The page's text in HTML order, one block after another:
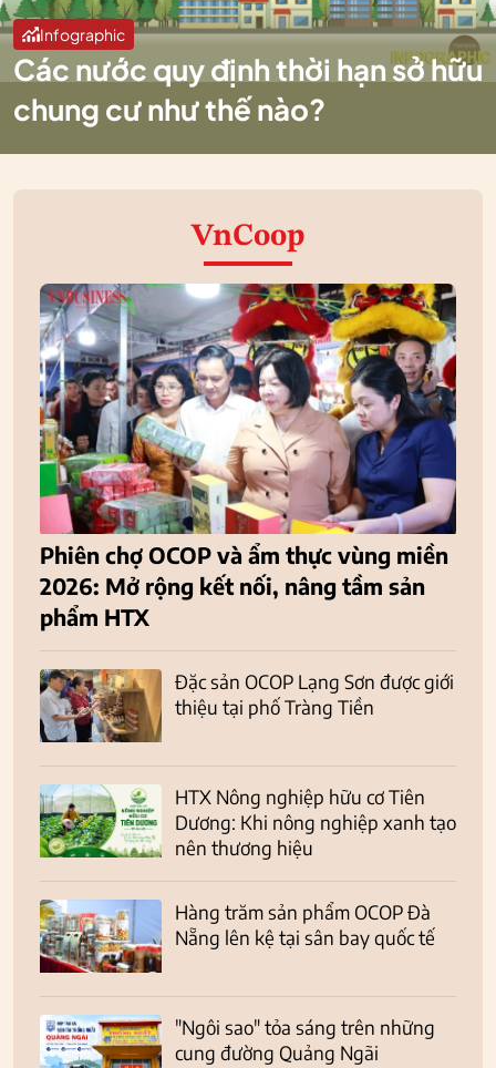
Infographic
Các nước quy định thời hạn sở hữu
chung cư như thế nào?
VnCoop
Phiên chợ OCOP và ẩm thực vùng miền
2026: Mở rộng kết nối, nâng tầm sản
phẩm HTX
Đặc sản OCOP Lạng Sơn được giới
thiệu tại phố Tràng Tiền
HTX Nông nghiệp hữu cơ Tiên
Dương: Khi nông nghiệp xanh tạo
nên thương hiệu
Hàng trăm sản phẩm OCOP Đà
Nẵng lên kệ tại sân bay quốc tế
"Ngôi sao" tỏa sáng trên những
cung đường Quảng Ngãi